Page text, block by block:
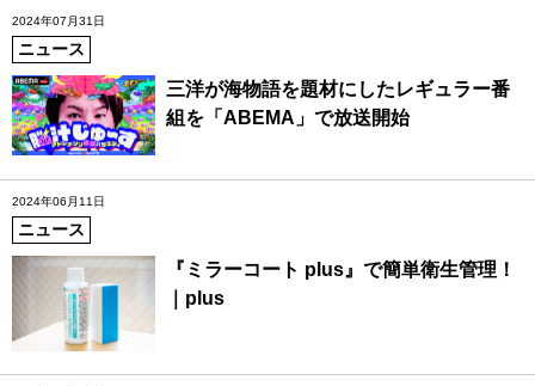
2024年07月31日
ニュース
三洋が海物語を題材にしたレギュラー番
組を「ABEMA」で放送開始
2024年06月11日
ニュース
『ミラーコート plus』で簡単衛生管理！
｜plus